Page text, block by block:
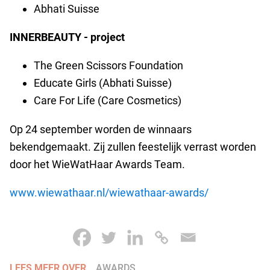
Abhati Suisse
INNERBEAUTY - project
The Green Scissors Foundation
Educate Girls (Abhati Suisse)
Care For Life (Care Cosmetics)
Op 24 september worden de winnaars
bekendgemaakt. Zij zullen feestelijk verrast worden
door het WieWatHaar Awards Team.
www.wiewathaar.nl/wiewathaar-awards/